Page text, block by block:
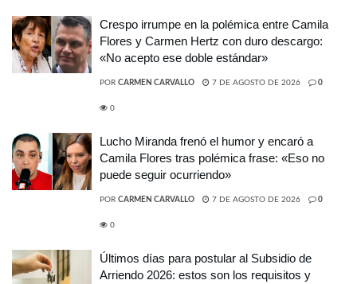
Crespo irrumpe en la polémica entre Camila
Flores y Carmen Hertz con duro descargo:
«No acepto ese doble estándar»
POR CARMEN CARVALLO 7 DE AGOSTO DE 2026 0
0
Lucho Miranda frenó el humor y encaró a
Camila Flores tras polémica frase: «Eso no
puede seguir ocurriendo»
POR CARMEN CARVALLO 7 DE AGOSTO DE 2026 0
0
Últimos días para postular al Subsidio de
Arriendo 2026: estos son los requisitos y